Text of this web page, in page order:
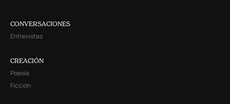
CONVERSACIONES
Entrevistas
CREACIÓN
Poesía
Ficción